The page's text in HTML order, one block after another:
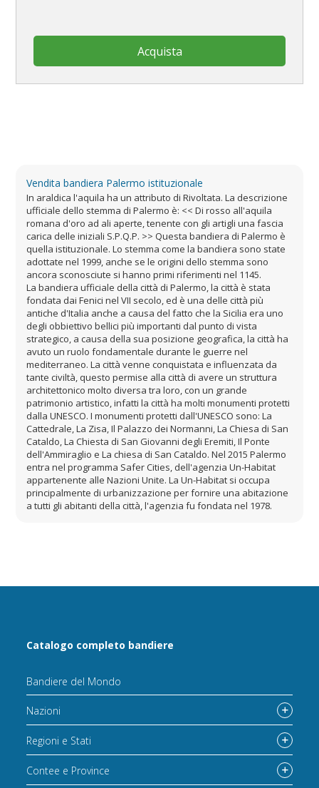
Acquista
Vendita bandiera Palermo istituzionale
In araldica l'aquila ha un attributo di Rivoltata. La descrizione
ufficiale dello stemma di Palermo è: << Di rosso all'aquila
romana d'oro ad ali aperte, tenente con gli artigli una fascia
carica delle iniziali S.P.Q.P. >> Questa bandiera di Palermo è
quella istituzionale. Lo stemma come la bandiera sono state
adottate nel 1999, anche se le origini dello stemma sono
ancora sconosciute si hanno primi riferimenti nel 1145.
La bandiera ufficiale della città di Palermo, la città è stata
fondata dai Fenici nel VII secolo, ed è una delle città più
antiche d'Italia anche a causa del fatto che la Sicilia era uno
degli obbiettivo bellici più importanti dal punto di vista
strategico, a causa della sua posizione geografica, la città ha
avuto un ruolo fondamentale durante le guerre nel
mediterraneo. La città venne conquistata e influenzata da
tante civiltà, questo permise alla città di avere un struttura
architettonico molto diversa tra loro, con un grande
patrimonio artistico, infatti la città ha molti monumenti protetti
dalla UNESCO. I monumenti protetti dall'UNESCO sono: La
Cattedrale, La Zisa, Il Palazzo dei Normanni, La Chiesa di San
Cataldo, La Chiesta di San Giovanni degli Eremiti, Il Ponte
dell'Ammiraglio e La chiesa di San Cataldo. Nel 2015 Palermo
entra nel programma Safer Cities, dell'agenzia Un-Habitat
appartenente alle Nazioni Unite. La Un-Habitat si occupa
principalmente di urbanizzazione per fornire una abitazione
a tutti gli abitanti della città, l'agenzia fu fondata nel 1978.
Catalogo completo bandiere
Bandiere del Mondo
Nazioni
Regioni e Stati
Contee e Province